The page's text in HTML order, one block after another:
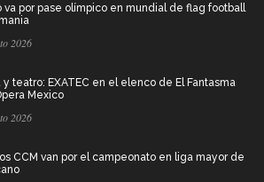
va por pase olímpico en mundial de flag football
2026
y teatro: EXATEC en el elenco de El Fantasma
Mexico
2026
CCM van por el campeonato en liga mayor de